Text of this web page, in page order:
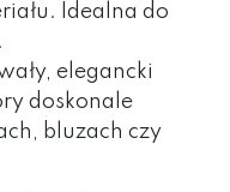
Idealna do
elegancki
doskonale
bluzach czy